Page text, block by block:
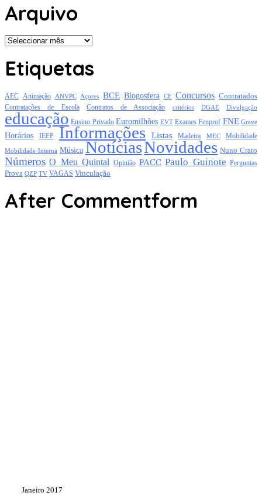
Arquivo
Arquivo
Etiquetas
AEC Animação ANVPC Açores BCE Blogosfera CE Concursos Contratados
Contratações de Escola Contratos de Associação critérios DGAE Divulgação
educação Ensino Privado Euromilhões EVT Exames Fenprof FNE Greve
Horários IEFP Informações Listas Madeira MEC Mobilidade
Mobilidade Interna Música NotíciasNovidades Nuno Crato
Números O Meu Quintal Opinião PACC Paulo Guinote Perguntas
Prova QZP TV VAGAS Vinculação
After Commentform
Janeiro 2017